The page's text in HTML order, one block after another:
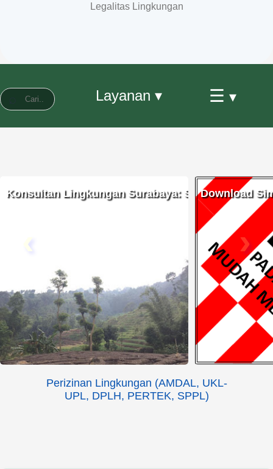
Legalitas Lingkungan
Layanan ▾ ☰ ▾
Konsultan Lingkungan Surabaya: Solusi Praktis
Download
‹ ›
Perizinan Lingkungan (AMDAL, UKL-
UPL, DPLH, PERTEK, SPPL)